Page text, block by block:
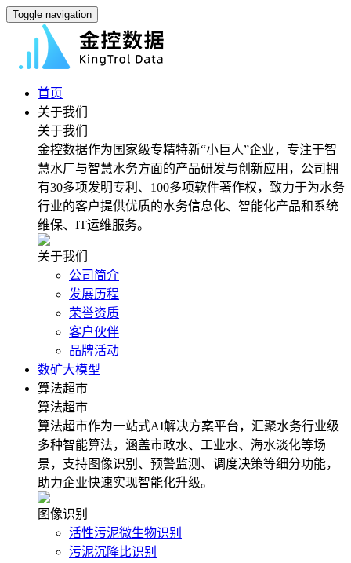
Toggle navigation
首页
关于我们
关于我们
金控数据作为国家级专精特新“小巨人”企业，专注于智
慧水厂与智慧水务方面的产品研发与创新应用，公司拥
有30多项发明专利、100多项软件著作权，致力于为水务
行业的客户提供优质的水务信息化、智能化产品和系统
维保、IT运维服务。
关于我们
公司简介
发展历程
荣誉资质
客户伙伴
品牌活动
数矿大模型
算法超市
算法超市
算法超市作为一站式AI解决方案平台，汇聚水务行业级
多种智能算法，涵盖市政水、工业水、海水淡化等场
景，支持图像识别、预警监测、调度决策等细分功能，
助力企业快速实现智能化升级。
图像识别
活性污泥微生物识别
污泥沉降比识别